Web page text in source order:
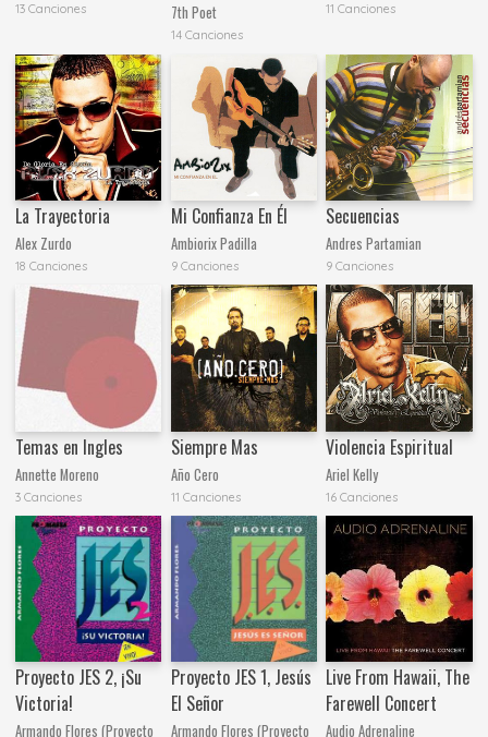
13 Canciones 7th Poet
14 Canciones
11 Canciones
La Trayectoria
Alex Zurdo
18 Canciones
Mi Confianza En Él
Ambiorix Padilla
9 Canciones
Secuencias
Andres Partamian
9 Canciones
Temas en Ingles
Annette Moreno
3 Canciones
Siempre Mas
Año Cero
11 Canciones
Violencia Espiritual
Ariel Kelly
16 Canciones
Proyecto JES 2, ¡Su
Victoria!
Armando Flores (Proyecto
Proyecto JES 1, Jesús
El Señor
Armando Flores (Proyecto
Live From Hawaii, The
Farewell Concert
Audio Adrenaline